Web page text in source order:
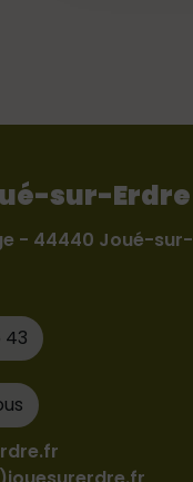
sur-Erdre
- 44440 Joué-sur-
43